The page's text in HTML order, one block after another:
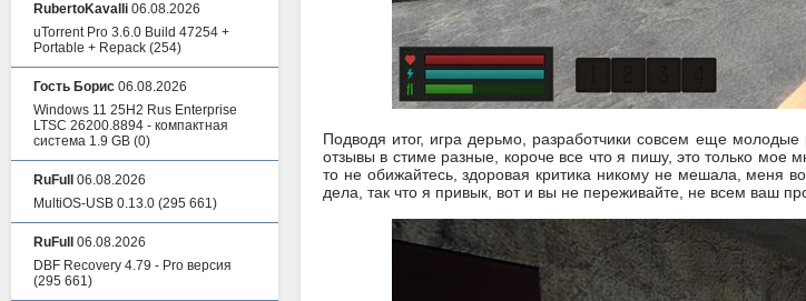
Подводя итог, игра дерьмо, разработчики совсем еще
отзывы в стиме разные, короче все что я пишу, это только мое
то не обижайтесь, здоровая критика никому не мешала, меня
дела, так что я привык, вот и вы не переживайте, не всем ваш
RubertoKavalli 06.08.2026
uTorrent Pro 3.6.0 Build 47254 +
Portable + Repack (254)
Гость Борис 06.08.2026
Windows 11 25H2 Rus Enterprise
LTSC 26200.8894 - компактная
система 1.9 GB (0)
RuFull
06.08.2026
MultiOS-USB 0.13.0 (295 661)
RuFull
06.08.2026
DBF Recovery 4.79 - Pro версия
(295 661)